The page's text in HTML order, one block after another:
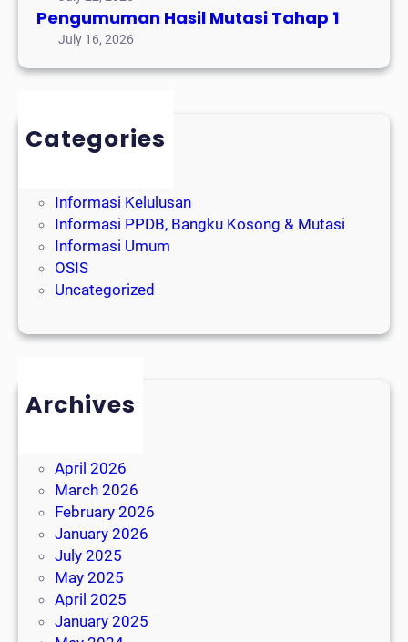
Pengumuman Hasil Mutasi Tahap 1
July 16, 2026
Categories
Event Alumni
Informasi Kelulusan
Informasi PPDB, Bangku Kosong & Mutasi
Informasi Umum
OSIS
Uncategorized
Archives
April 2026
March 2026
February 2026
January 2026
July 2025
May 2025
April 2025
January 2025